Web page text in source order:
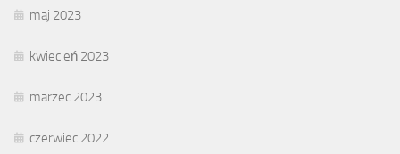
maj 2023
kwiecień 2023
marzec 2023
czerwiec 2022